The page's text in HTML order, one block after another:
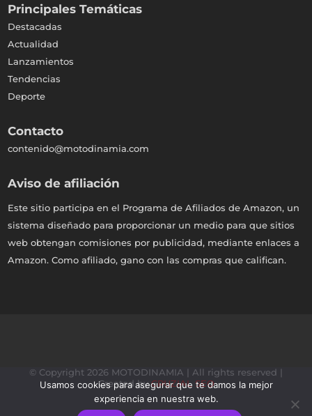
Principales Temáticas
Destacadas
Actualidad
Lanzamientos
Tendencias
Deporte
Contacto
contenido@motodinamia.com
Aviso de afiliación
Este sitio participa en el Programa de Afiliados de Amazon, un
sistema diseñado para proporcionar un medio para que sitios
web obtengan comisiones por publicidad, mediante enlaces a
Amazon. Como afiliado, gano con las compras que califican.
© Copyright 2026 MOTODINAMIA | All rights reserved |
Created byCRUZIAL SEO
Usamos cookies para asegurar que te damos la mejor
experiencia en nuestra web.